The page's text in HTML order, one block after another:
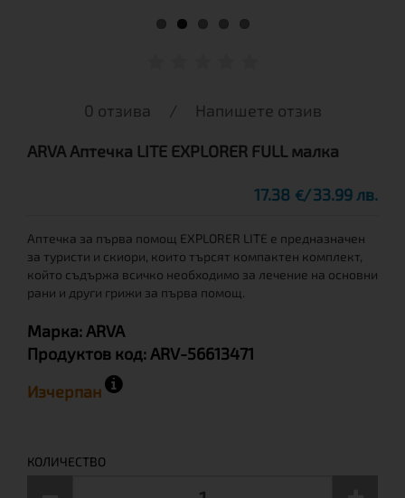
0 отзива / Напишете отзив
ARVA Аптечка LITE EXPLORER FULL малка
17.38 € 33.99 лв.
Аптечка за първа помощ EXPLORER LITE е предназначен
за туристи и скиори, които търсят компактен комплект,
който съдържа всичко необходимо за лечение на основни
рани и други грижи за първа помощ.
Марка: ARVA
Продуктов код: ARV-56613471
Изчерпан
КОЛИЧЕСТВО